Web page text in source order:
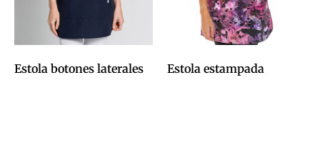
Estola botones laterales Estola estampada